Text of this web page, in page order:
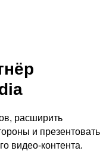
расширить
и презентовать
видео-контента.